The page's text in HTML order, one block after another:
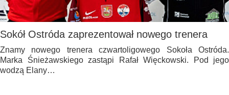
Sokół Ostróda zaprezentował nowego trenera
Znamy nowego trenera czwartoligowego Sokoła Ostróda.
Marka Śnieżawskiego zastąpi Rafał Więckowski. Pod jego
wodzą Elany…